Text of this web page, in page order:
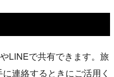
LINEで共有できます。旅
連絡するときにご活用く